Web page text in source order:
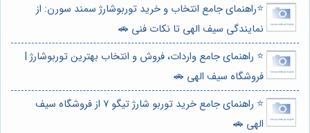
⭐️راهنمای جامع انتخاب و خرید توربوشارژ سمند سورن: از
نمایندگی سیف الهی تا نکات فنی 🚗
⭐️ راهنمای جامع واردات، فروش و انتخاب بهترین توربوشارژ |
فروشگاه سیف الهی 🚗
⭐️ راهنمای جامع خرید توربو شارژ تیگو 7 از فروشگاه سیف
الهی 🚗